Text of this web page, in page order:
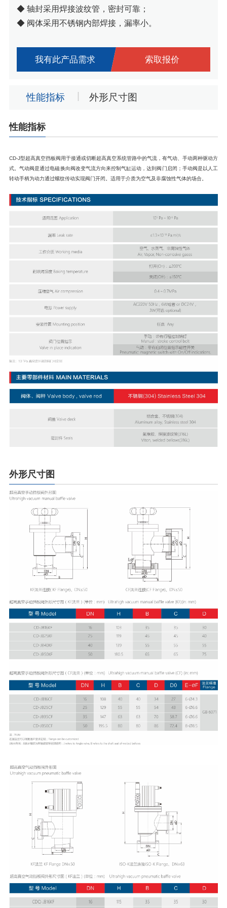
◆ 轴封采用焊接波纹管，密封可靠；
◆ 阀体采用不锈钢内部焊接，漏率小。
我有此产品需求 索取报价
性能指标 外形尺寸图
性能指标
CD-J型超高真空挡板阀用于接通或切断超高真空系统管路中的气流，有气动、手动两种驱动方
式。气动阀是通过电磁换向阀改变气流方向来控制气缸运动，达到阀门启闭；手动阀是以人工
转动手柄为动力通过螺纹传动实现阀门开闭。适用于介质为空气及非腐蚀性气体的场合。
外形尺寸图